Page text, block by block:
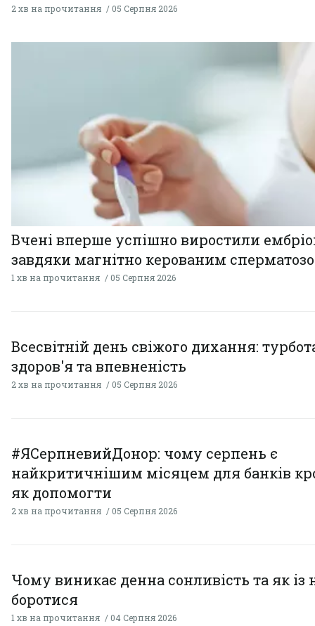
2 хв на прочитання 05 Серпня 2026
Вчені вперше успішно виростили
завдяки магнітно керованим
1 хв на прочитання 05 Серпня 2026
Всесвітній день свіжого дихання:
здоров'я та впевненість
2 хв на прочитання 05 Серпня 2026
#ЯСерпневийДонор: чому серпень є
найкритичнішим місяцем для банків
як допомогти
2 хв на прочитання 05 Серпня 2026
Чому виникає денна сонливість та як із
боротися
1 хв на прочитання 04 Серпня 2026